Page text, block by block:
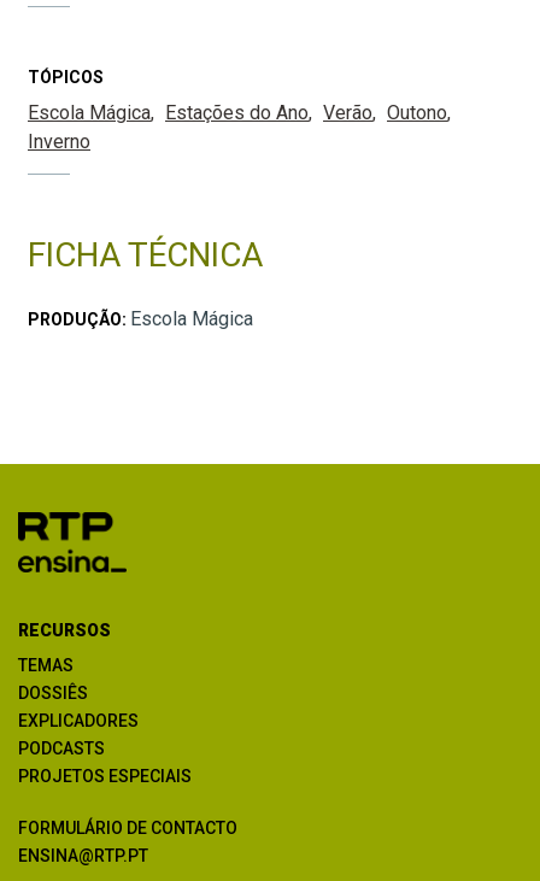
TÓPICOS
Escola Mágica Estações do Ano Verão
Outono
Inverno
FICHA TÉCNICA
PRODUÇÃO: Escola Mágica
RECURSOS
TEMAS
DOSSIÊS
EXPLICADORES
PODCASTS
PROJETOS ESPECIAIS
FORMULÁRIO DE CONTACTO
ENSINA@RTP.PT